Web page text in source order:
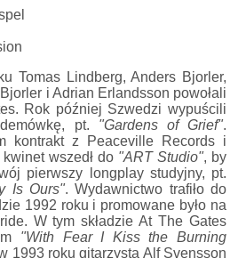
Tomas Lindberg, Anders Bjorler,
i Adrian Erlandsson powołali
Rok później Szwedzi wypuścili
pt. "Gardens of Grief".
kontrakt z Peaceville Records i
wszedł do "ART Studio", by
pierwszy longplay studyjny, pt.
Is Ours". Wydawnictwo trafiło do
1992 roku i promowane było na
W tym składzie At The Gates
"With Fear I Kiss the Burning
1993 roku gitarzysta Alf Svensson